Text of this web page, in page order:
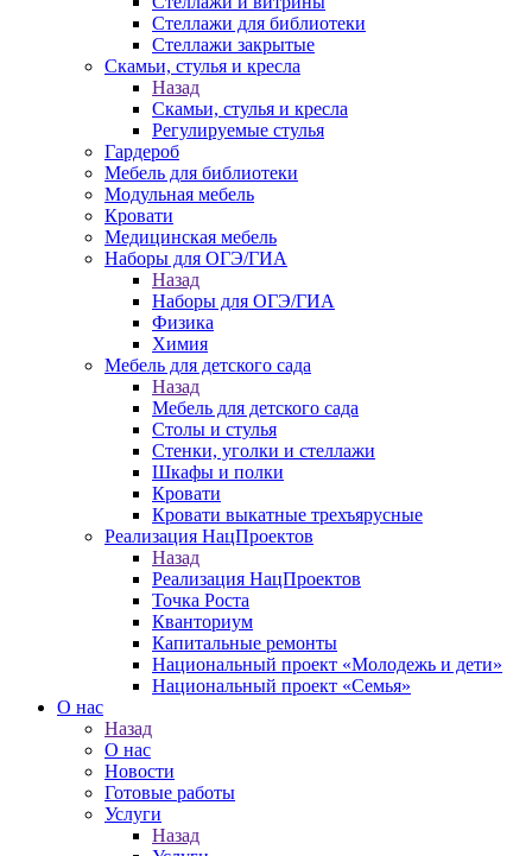
Стеллажи для библиотеки
Стеллажи закрытые
Скамьи, стулья и кресла
Назад
Скамьи, стулья и кресла
Регулируемые стулья
Гардероб
Мебель для библиотеки
Модульная мебель
Кровати
Медицинская мебель
Наборы для ОГЭ/ГИА
Назад
Наборы для ОГЭ/ГИА
Физика
Химия
Мебель для детского сада
Назад
Мебель для детского сада
Столы и стулья
Стенки, уголки и стеллажи
Шкафы и полки
Кровати
Кровати выкатные трехъярусные
Реализация НацПроектов
Назад
Реализация НацПроектов
Точка Роста
Кванториум
Капитальные ремонты
Национальный проект «Молодежь и дети»
Национальный проект «Семья»
О нас
Назад
О нас
Новости
Готовые работы
Услуги
Назад